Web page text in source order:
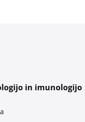
in imunologijo